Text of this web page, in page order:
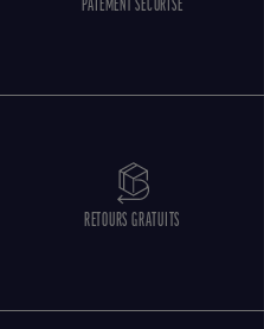
PAIEMENT SÉCURISÉ
RETOURS GRATUITS